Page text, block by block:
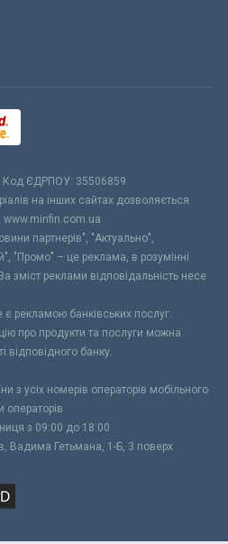
ЄДРПОУ: 35506859
на інших сайтах дозволяється
www.minfin.com.ua
партнерів", "Актуально",
"Промо" – це реклама, в розумінні
зміст реклами відповідальність несе
є рекламою банківських послуг.
про продукти та послуги можна
відповідного банку.
з усіх номерів операторів мобільного
операторів
з 09:00 до 18:00
Вадима Гетьмана, 1-Б, 3 поверх